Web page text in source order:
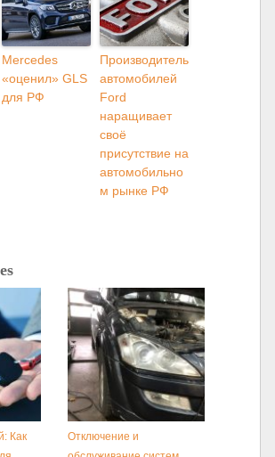
Mercedes
«оценил» GLS
для РФ
Производитель
автомобилей
Ford
наращивает
своё
присутствие на
автомобильно
м рынке РФ
Как
Отключение и